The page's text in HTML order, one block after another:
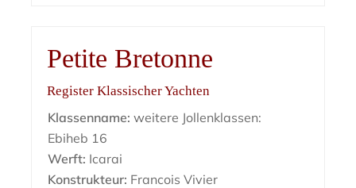
Petite Bretonne
Register Klassischer Yachten
Klassenname: weitere Jollenklassen:
Ebiheb 16
Werft: Icarai
Konstrukteur: Francois Vivier